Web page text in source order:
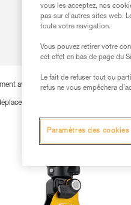
avec émerillon (5) Poulies
(5)
vous les acceptez, nos
pas sur d’autres sites web.
toute votre navigation.
Vous pouvez retirer votre
cet effet en bas de page du
Le fait de refuser tout ou
refus ne vous empêchera
Paramètres des cookies